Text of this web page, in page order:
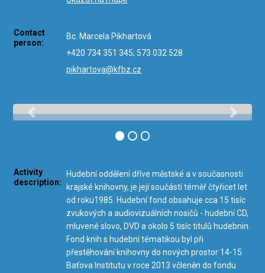
Contact
person:
Bc. Marcela Pikhartová
+420 734 351 345; 573 032 528
pikhartova@kfbz.cz
Activity
description:
Hudební oddělení dříve městské a v současnosti
krajské knihovny, je její součástí téměř čtyřicet let
od roku1985. Hudební fond obsahuje cca 15 tisíc
zvukových a audiovizuálních nosičů - hudební CD,
mluvené slovo, DVD a okolo 5 tisíc titulů hudebnin.
Fond knih s hudební tématikou byl při
přestěhování knihovny do nových prostor 14-15
Baťova Institutu v roce 2013 včleněn do fondu